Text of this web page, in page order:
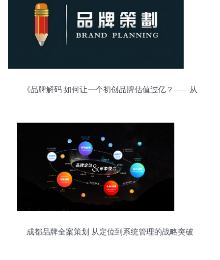
《品牌解码 如何让一个初创品牌估值过亿？——从
成都品牌全案策划 从定位到系统管理的战略突破